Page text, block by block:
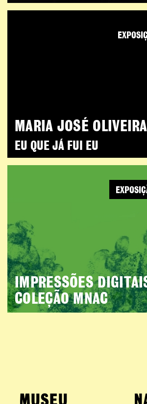
MARIA JOSÉ OLIVEIRA
EU QUE JÁ FUI EU
IMPRESSÕES
COLEÇÃO MNAC